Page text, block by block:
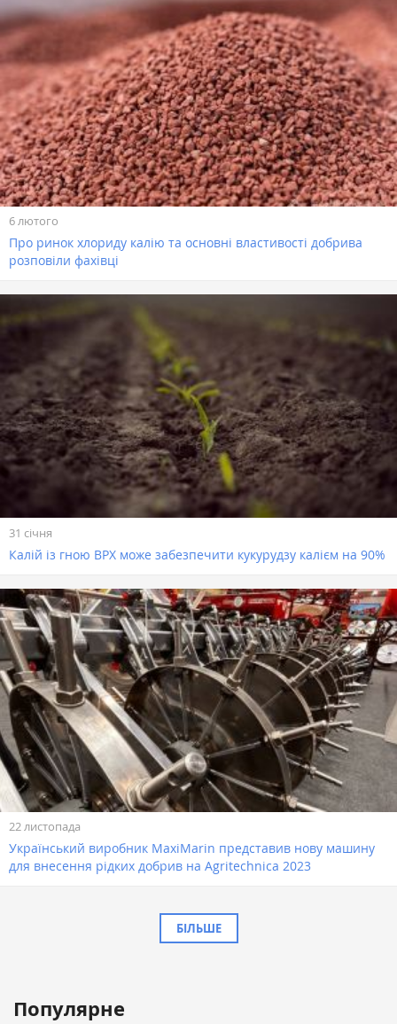
6 лютого
Про ринок хлориду калію та основні властивості добрива
розповіли фахівці
31 січня
Калій із гною ВРХ може забезпечити кукурудзу калієм на 90%
22 листопада
Український виробник MaxiMarin представив нову машину
для внесення рідких добрив на Agritechnica 2023
БІЛЬШЕ
Популярне